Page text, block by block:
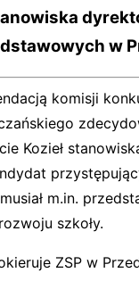
w
komisji
Kozieł
m.in.
szkoły.
ZSP w